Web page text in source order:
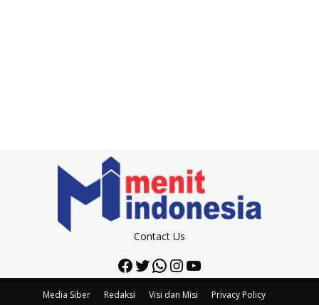
Contact Us
Facebook
Twitter
WhatsApp
Instagram
YouTube
Media Siber Redaksi Visi dan Misi
Privacy Policy